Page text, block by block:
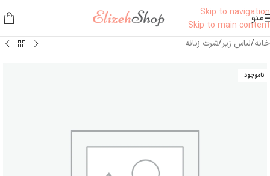
Skip to navigation
Skip to main content
منو
خانه/لباس زیر/شرت زنانه
ناموجود